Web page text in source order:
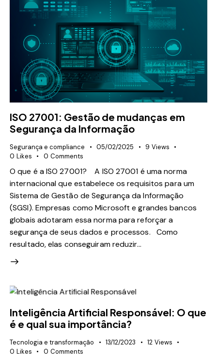
ISO 27001: Gestão de mudanças em
Segurança da Informação
Segurança e compliance 05/02/2025 9 Views
0 Likes 0 Comments
O que é a ISO 27001? A ISO 27001 é uma norma
internacional que estabelece os requisitos para um
Sistema de Gestão de Segurança da Informação
(SGSI). Empresas como Microsoft e grandes bancos
globais adotaram essa norma para reforçar a
segurança de seus dados e processos. Como
resultado, elas conseguiram reduzir…
Inteligência Artificial Responsável: O que
é e qual sua importância?
Tecnologia e transformação 13/12/2023 12 Views
0 Likes 0 Comments